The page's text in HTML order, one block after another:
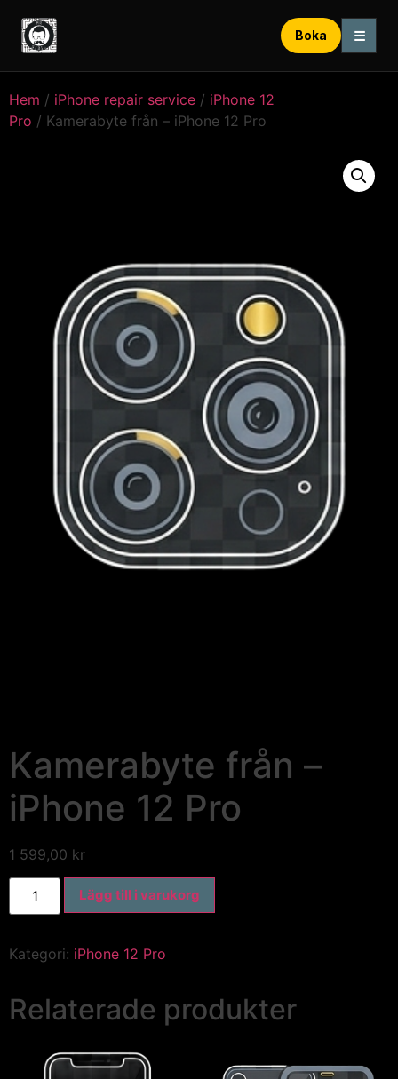
Boka ☰
Hem / iPhone repair service / iPhone 12
Pro / Kamerabyte från – iPhone 12 Pro
Kamerabyte från –
iPhone 12 Pro
1 599,00 kr
Lägg till i varukorg
Kategori: iPhone 12 Pro
Relaterade produkter